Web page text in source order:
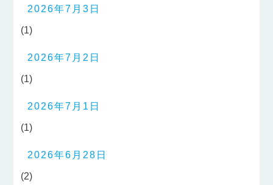
2026年7月3日
(1)
2026年7月2日
(1)
2026年7月1日
(1)
2026年6月28日
(2)